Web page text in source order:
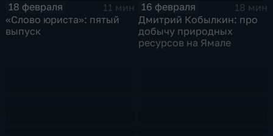
18 февраля
11 мин
«Слово юриста»: пятый
выпуск
16 февраля
18 мин
Дмитрий Кобылкин: про
добычу природных
ресурсов на Ямале